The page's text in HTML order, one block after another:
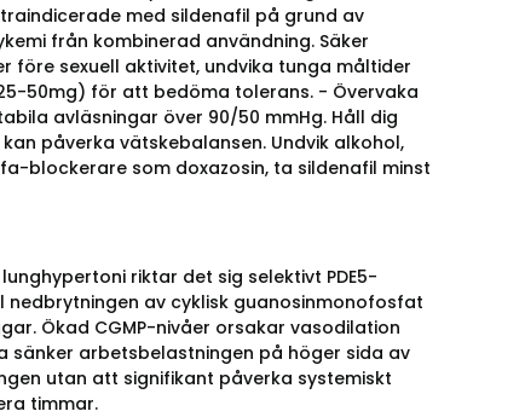
med sildenafil på grund av
från kombinerad användning. Säker
före sexuell aktivitet, undvika tunga måltider
50mg) för att bedöma tolerans. - Övervaka
avläsningar över 90/50 mmHg. Håll dig
påverka vätskebalansen. Undvik alkohol,
blockerare som doxazosin, ta sildenafil minst
riktar det sig selektivt PDE5-
nedbrytningen av cyklisk guanosinmonofosfat
Ökad CGMP-nivåer orsakar vasodilation
sänker arbetsbelastningen på höger sida av
utan att signifikant påverka systemiskt
timmar.